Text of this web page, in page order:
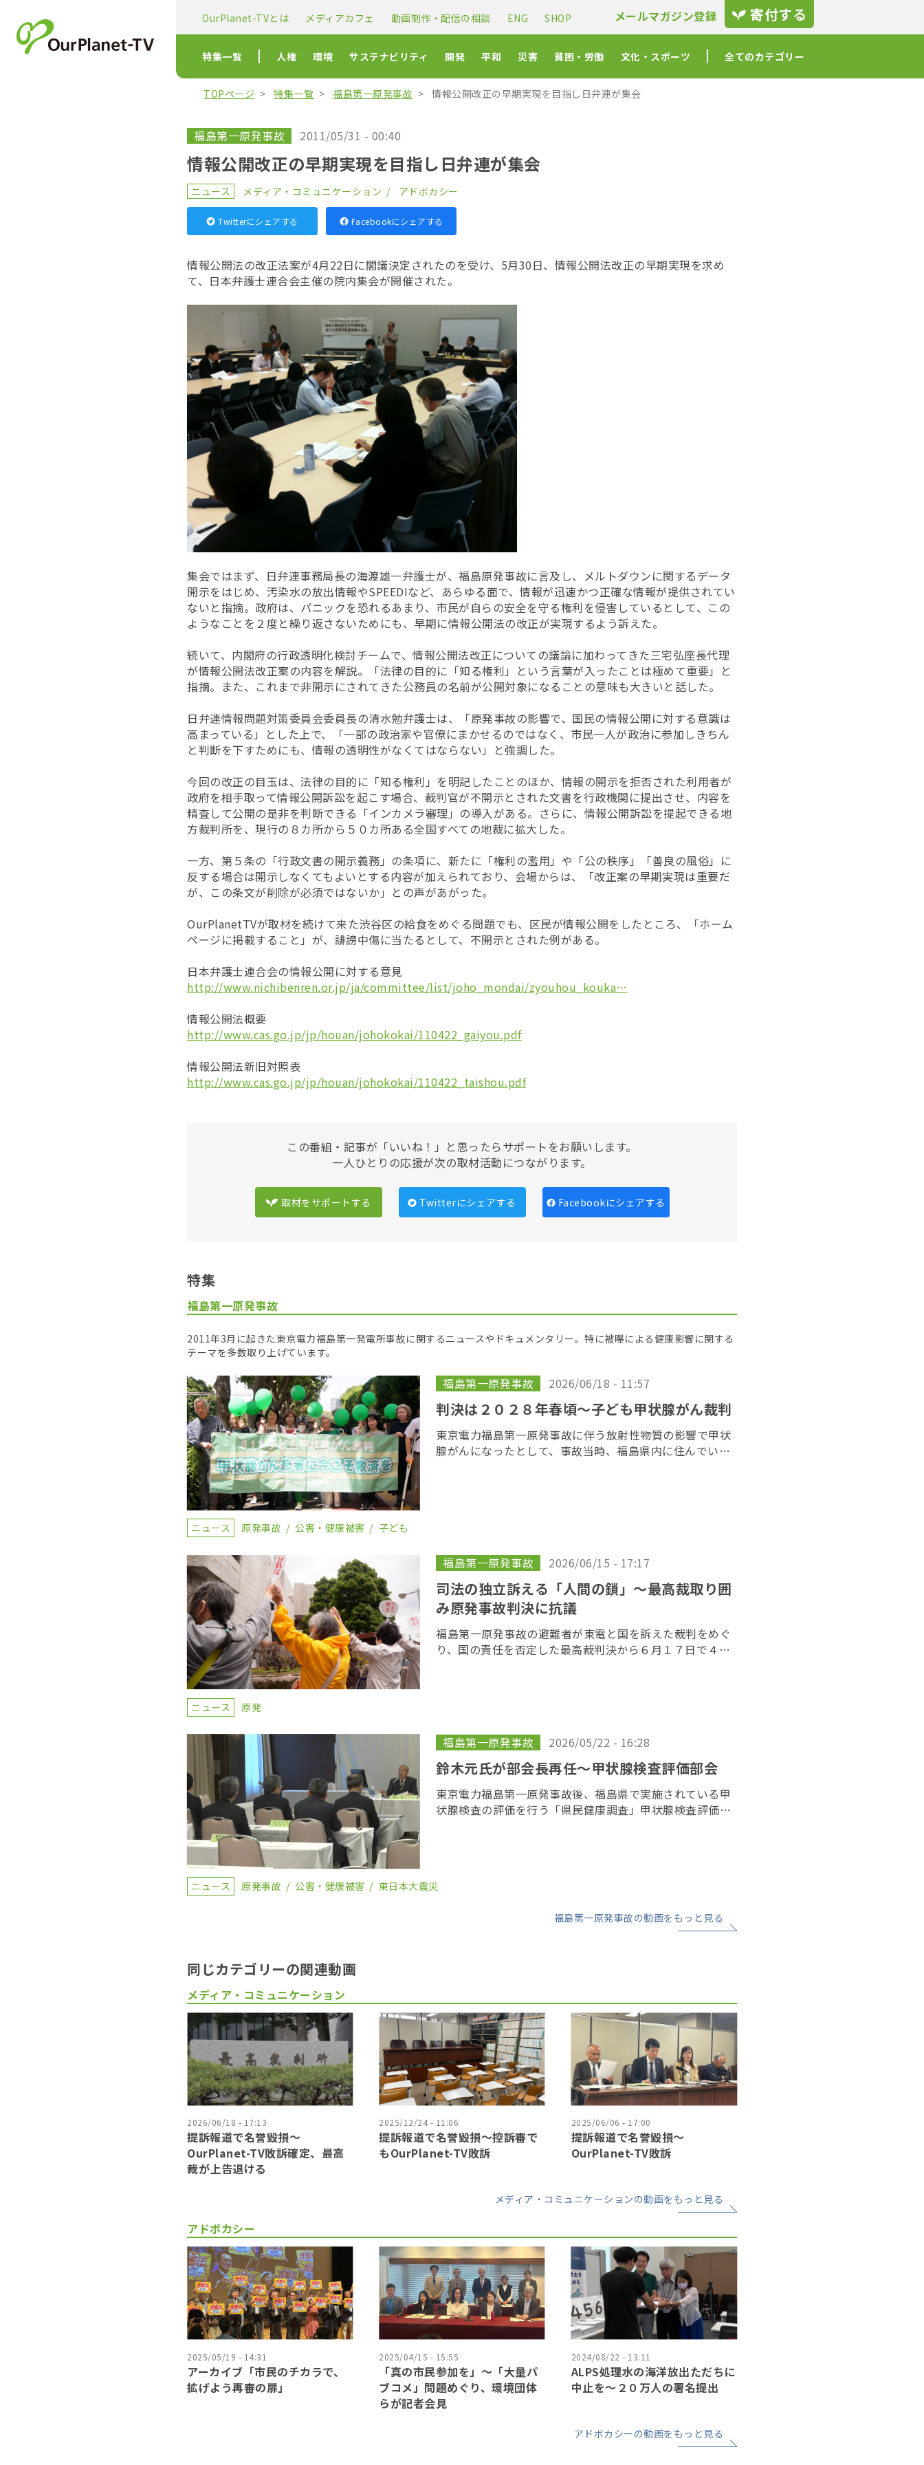
OurPlanet-TVとは メディアカフェ 動画制作・配信の相談 ENG SHOP メールマガジン登録 寄付する
特集一覧 人権 環境 サステナビリティ 開発 平和 災害 貧困・労働 文化・スポーツ 全てのカテゴリー
TOPページ 特集一覧 福島第一原発事故 情報公開改正の早期実現を目指し日弁連が集会
福島第一原発事故 2011/05/31 - 00:40
情報公開改正の早期実現を目指し日弁連が集会
ニュース メディア・コミュニケーション アドボカシー
Twitterにシェアする Facebookにシェアする
情報公開法の改正法案が4月22日に閣議決定されたのを受け、5月30日、情報公開法改正の早期実現を求め
て、日本弁護士連合会主催の院内集会が開催された。
集会ではまず、日弁連事務局長の海渡雄一弁護士が、福島原発事故に言及し、メルトダウンに関するデータ
開示をはじめ、汚染水の放出情報やSPEEDIなど、あらゆる面で、情報が迅速かつ正確な情報が提供されてい
ないと指摘。政府は、パニックを恐れるあまり、市民が自らの安全を守る権利を侵害しているとして、この
ようなことを２度と繰り返さないためにも、早期に情報公開法の改正が実現するよう訴えた。
続いて、内閣府の行政透明化検討チームで、情報公開法改正についての議論に加わってきた三宅弘座長代理
が情報公開法改正案の内容を解説。「法律の目的に「知る権利」という言葉が入ったことは極めて重要」と
指摘。また、これまで非開示にされてきた公務員の名前が公開対象になることの意味も大きいと話した。
日弁連情報問題対策委員会委員長の清水勉弁護士は、「原発事故の影響で、国民の情報公開に対する意識は
高まっている」とした上で、「一部の政治家や官僚にまかせるのではなく、市民一人が政治に参加しきちん
と判断を下すためにも、情報の透明性がなくてはならない」と強調した。
今回の改正の目玉は、法律の目的に「知る権利」を明記したことのほか、情報の開示を拒否された利用者が
政府を相手取って情報公開訴訟を起こす場合、裁判官が不開示とされた文書を行政機関に提出させ、内容を
精査して公開の是非を判断できる「インカメラ審理」の導入がある。さらに、情報公開訴訟を提起できる地
方裁判所を、現行の８カ所から５０カ所ある全国すべての地裁に拡大した。
一方、第５条の「行政文書の開示義務」の条項に、新たに「権利の濫用」や「公の秩序」「善良の風俗」に
反する場合は開示しなくてもよいとする内容が加えられており、会場からは、「改正案の早期実現は重要だ
が、この条文が削除が必須ではないか」との声があがった。
OurPlanetTVが取材を続けて来た渋谷区の給食をめぐる問題でも、区民が情報公開をしたところ、「ホーム
ページに掲載すること」が、誹謗中傷に当たるとして、不開示とされた例がある。
日本弁護士連合会の情報公開に対する意見
http://www.nichibenren.or.jp/ja/committee/list/joho_mondai/zyouhou_kouka…
情報公開法概要
http://www.cas.go.jp/jp/houan/johokokai/110422_gaiyou.pdf
情報公開法新旧対照表
http://www.cas.go.jp/jp/houan/johokokai/110422_taishou.pdf
この番組・記事が「いいね！」と思ったらサポートをお願いします。
一人ひとりの応援が次の取材活動につながります。
取材をサポートする Twitterにシェアする Facebookにシェアする
特集
福島第一原発事故
2011年3月に起きた東京電力福島第一発電所事故に関するニュースやドキュメンタリー。特に被曝による健康影響に関する
テーマを多数取り上げています。
福島第一原発事故 2026/06/18 - 11:57
判決は２０２８年春頃〜子ども甲状腺がん裁判
東京電力福島第一原発事故に伴う放射性物質の影響で甲状
腺がんになったとして、事故当時、福島県内に住んでいた
ニュース 原発事故 公害・健康被害 子ども
福島第一原発事故 2026/06/15 - 17:17
司法の独立訴える「人間の鎖」〜最高裁取り囲
み原発事故判決に抗議
福島第一原発事故の避難者が東電と国を訴えた裁判をめぐ
り、国の責任を否定した最高裁判決から６月１７日で４年
ニュース 原発
福島第一原発事故 2026/05/22 - 16:28
鈴木元氏が部会長再任〜甲状腺検査評価部会
東京電力福島第一原発事故後、福島県で実施されている甲
状腺検査の評価を行う「県民健康調査」甲状腺検査評価部
ニュース 原発事故 公害・健康被害 東日本大震災
福島第一原発事故の動画をもっと見る
同じカテゴリーの関連動画
メディア・コミュニケーション
2026/06/18 - 17:13
提訴報道で名誉毀損〜
OurPlanet-TV敗訴確定、最高
裁が上告退ける
2025/12/24 - 11:06
提訴報道で名誉毀損〜控訴審で
もOurPlanet-TV敗訴
2025/06/06 - 17:00
提訴報道で名誉毀損〜
OurPlanet-TV敗訴
メディア・コミュニケーションの動画をもっと見る
アドボカシー
2025/05/19 - 14:31
アーカイブ「市民のチカラで、
拡げよう再審の扉」
2025/04/15 - 15:55
「真の市民参加を」〜「大量パ
ブコメ」問題めぐり、環境団体
らが記者会見
2024/08/22 - 13:11
ALPS処理水の海洋放出ただちに
中止を〜２０万人の署名提出
アドボカシーの動画をもっと見る